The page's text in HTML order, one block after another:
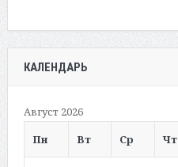
КАЛЕНДАРЬ
Август 2026
Пн
Вт Ср Чт